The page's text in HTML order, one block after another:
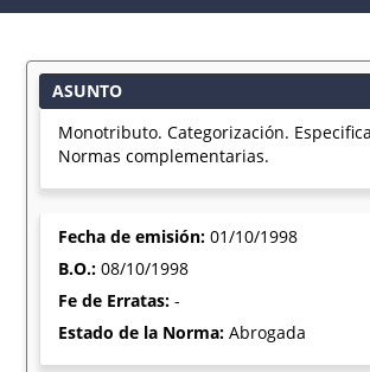
ASUNTO
Monotributo. Categorización.
Normas complementarias.
Fecha de emisión:01/10/1998
B.O.:08/10/1998
Fe de Erratas:-
Estado de la Norma:Abrogada